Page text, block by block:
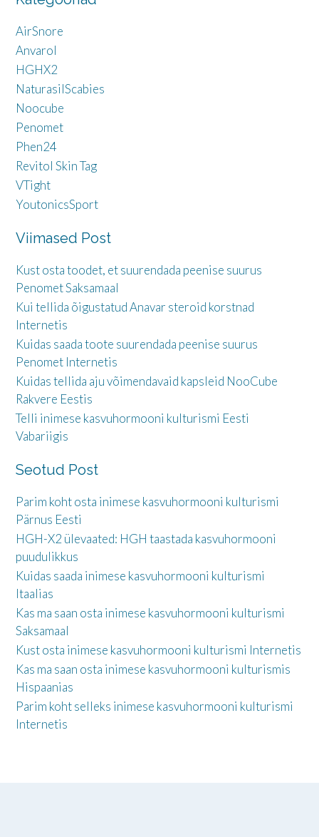
AirSnore
Anvarol
HGHX2
NaturasilScabies
Noocube
Penomet
Phen24
Revitol Skin Tag
VTight
YoutonicsSport
Viimased Post
Kust osta toodet, et suurendada peenise suurus
Penomet Saksamaal
Kui tellida õigustatud Anavar steroid korstnad
Internetis
Kuidas saada toote suurendada peenise suurus
Penomet Internetis
Kuidas tellida aju võimendavaid kapsleid NooCube
Rakvere Eestis
Telli inimese kasvuhormooni kulturismi Eesti
Vabariigis
Seotud Post
Parim koht osta inimese kasvuhormooni kulturismi
Pärnus Eesti
HGH-X2 ülevaated: HGH taastada kasvuhormooni
puudulikkus
Kuidas saada inimese kasvuhormooni kulturismi
Itaalias
Kas ma saan osta inimese kasvuhormooni kulturismi
Saksamaal
Kust osta inimese kasvuhormooni kulturismi Internetis
Kas ma saan osta inimese kasvuhormooni kulturismis
Hispaanias
Parim koht selleks inimese kasvuhormooni kulturismi
Internetis